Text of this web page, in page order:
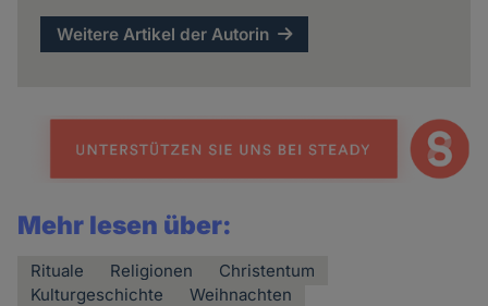
Weitere Artikel der Autorin
Mehr lesen über:
Rituale Religionen
Christentum
Kulturgeschichte
Weihnachten